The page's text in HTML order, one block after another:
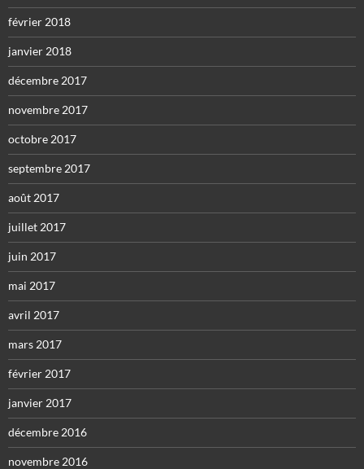
février 2018
janvier 2018
décembre 2017
novembre 2017
octobre 2017
septembre 2017
août 2017
juillet 2017
juin 2017
mai 2017
avril 2017
mars 2017
février 2017
janvier 2017
décembre 2016
novembre 2016